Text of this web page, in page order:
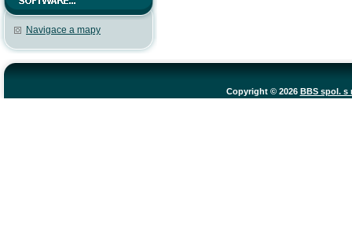
Navigace a mapy
Copyright © 2026 BBS spol. s